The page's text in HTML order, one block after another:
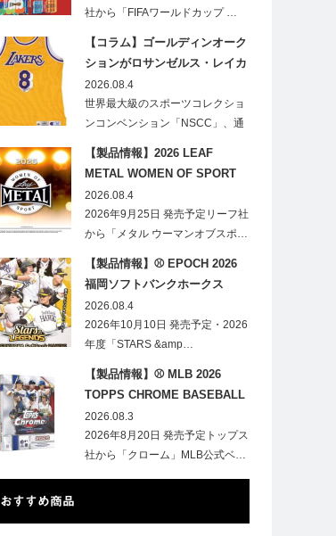
社から「FIFAワールドカップ …
【コラム】ゴールディンオーク
ションがロサンゼルス・レイカ
ーズのオフィシャルオークショ
ンスポンサーに！
2026.08.4
世界最大級のスポーツコレクショ
ンコンベンション「NSCC」、通
【製品情報】2026 LEAF
METAL WOMEN OF SPORT
HOBBY
2026.08.4
2026年9月25日 発売予定リーフ社
から「メタル ウーマンオブスポ…
【製品情報】⚾ EPOCH 2026
福岡ソフトバンクホークス
STARS&LEGENDS ベースボー
ルカード
2026.08.4
2026年10月10日 発売予定・2026
年度「STARS &amp…
【製品情報】⚾ MLB 2026
TOPPS CHROME BASEBALL
LOGOFRACTOR
2026.08.3
2026年8月20日 発売予定トップス
社から「クローム」MLB公式ベ…
おすすめ商品